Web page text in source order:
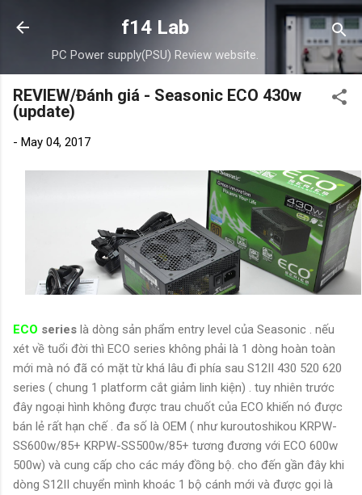
Skip to main content
f14 Lab
PC Power supply(PSU) Review website.
REVIEW/Đánh giá - Seasonic ECO 430w
(update)
- May 04, 2017
ECO series là dòng sản phẩm entry level của Seasonic . nếu
xét về tuổi đời thì ECO series không phải là 1 dòng hoàn toàn
mới mà nó đã có mặt từ khá lâu đi phía sau S12II 430 520 620
series ( chung 1 platform cắt giảm linh kiện) . tuy nhiên trước
đây ngoại hình không được trau chuốt của ECO khiến nó được
bán lẻ rất hạn chế . đa số là OEM ( như kuroutoshikou KRPW-
SS600w/85+ KRPW-SS500w/85+ tương đương với ECO 600w
500w) và cung cấp cho các máy đồng bộ. cho đến gần đây khi
dòng S12II chuyển mình khoác 1 bộ cánh mới và được gọi là